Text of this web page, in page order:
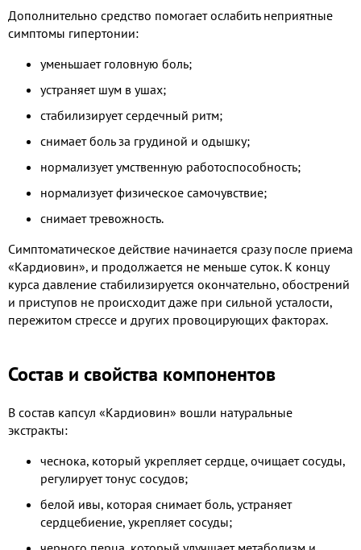
Дополнительно средство помогает ослабить неприятные
симптомы гипертонии:
уменьшает головную боль;
устраняет шум в ушах;
стабилизирует сердечный ритм;
снимает боль за грудиной и одышку;
нормализует умственную работоспособность;
нормализует физическое самочувствие;
снимает тревожность.
Симптоматическое действие начинается сразу после приема
«Кардиовин», и продолжается не меньше суток. К концу
курса давление стабилизируется окончательно, обострений
и приступов не происходит даже при сильной усталости,
пережитом стрессе и других провоцирующих факторах.
Состав и свойства компонентов
В состав капсул «Кардиовин» вошли натуральные
экстракты:
чеснока, который укрепляет сердце, очищает сосуды,
регулирует тонус сосудов;
белой ивы, которая снимает боль, устраняет
сердцебиение, укрепляет сосуды;